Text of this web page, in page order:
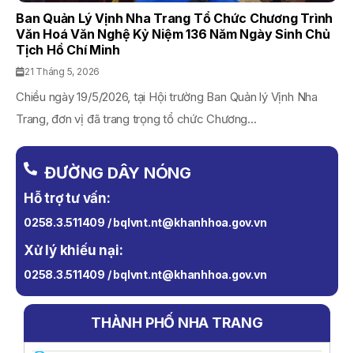
Ban Quản Lý Vịnh Nha Trang Tổ Chức Chương Trình
Văn Hoá Văn Nghệ Kỷ Niệm 136 Năm Ngày Sinh Chủ
Tịch Hồ Chí Minh
21 Tháng 5, 2026
Chiều ngày 19/5/2026, tại Hội trường Ban Quản lý Vịnh Nha
Trang, đơn vị đã trang trọng tổ chức Chương...
ĐƯỜNG DÂY NÓNG
Hỗ trợ tư vấn:
0258.3.511409 / bqlvnt.nt@khanhhoa.gov.vn
Xử lý khiếu nại:
0258.3.511409 / bqlvnt.nt@khanhhoa.gov.vn
THÀNH PHỐ NHA TRANG